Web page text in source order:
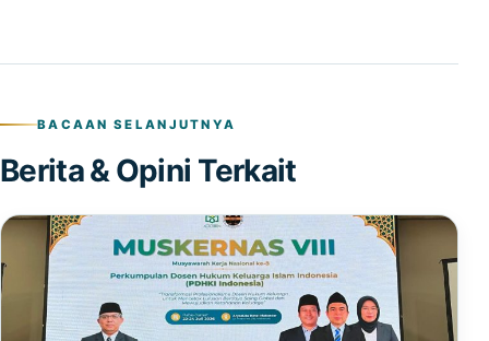
BACAAN SELANJUTNYA
Berita & Opini Terkait